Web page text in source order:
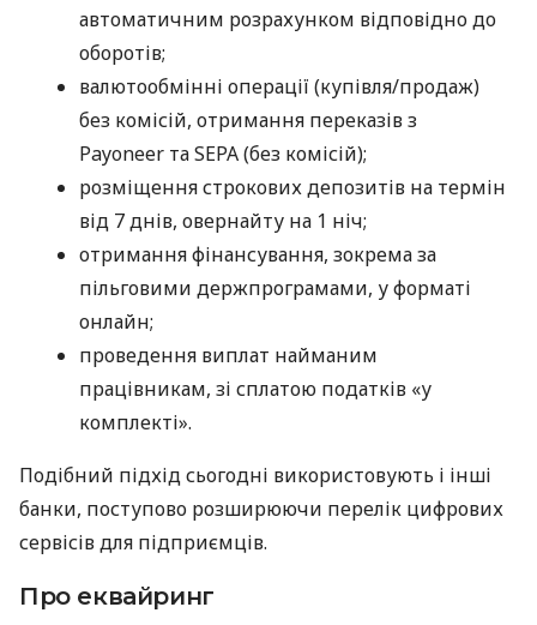
автоматичним розрахунком відповідно до
оборотів;
валютообмінні операції (купівля/продаж)
без комісій, отримання переказів з
Payoneer та SEPA (без комісій);
розміщення строкових депозитів на термін
від 7 днів, овернайту на 1 ніч;
отримання фінансування, зокрема за
пільговими держпрограмами, у форматі
онлайн;
проведення виплат найманим
працівникам, зі сплатою податків «у
комплекті».
Подібний підхід сьогодні використовують і інші
банки, поступово розширюючи перелік цифрових
сервісів для підприємців.
Про еквайринг